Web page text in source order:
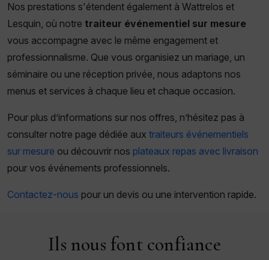
Nos prestations s'étendent également à Wattrelos et
Lesquin, où notre traiteur événementiel sur mesure
vous accompagne avec le même engagement et
professionnalisme. Que vous organisiez un mariage, un
séminaire ou une réception privée, nous adaptons nos
menus et services à chaque lieu et chaque occasion.
Pour plus d’informations sur nos offres, n’hésitez pas à
consulter notre page dédiée aux traiteurs événementiels
sur mesure ou découvrir nos plateaux repas avec livraison
pour vos événements professionnels.
Contactez-nous pour un devis ou une intervention rapide.
Ils nous font confiance